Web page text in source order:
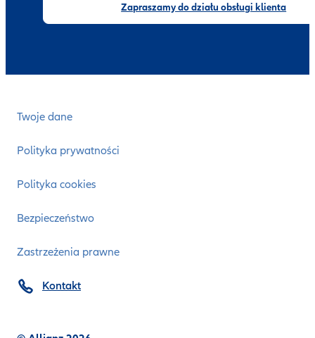
Zapraszamy do działu obsługi klienta
Twoje dane
Polityka prywatności
Polityka cookies
Bezpieczeństwo
Zastrzeżenia prawne
Kontakt